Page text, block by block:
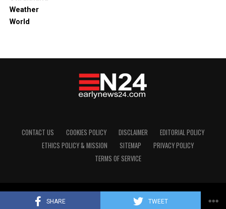
SHARE TWEET
Weather
World
CONTACT US COOKIES POLICY DISCLAIMER
EDITORIAL POLICY
ETHICS POLICY & MISSION
SITEMAP
PRIVACY POLICY
TERMS OF SERVICE
Copyright © 2024 Early News24